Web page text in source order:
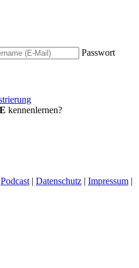
Passwort
kennenlernen?
Podcast | Datenschutz | Impressum |